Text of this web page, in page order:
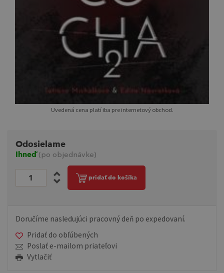
Uvedená cena platí iba pre internetový obchod.
Odosielame
Ihneď(po objednávke)
pridať do košíka
Doručíme nasledujúci pracovný deň po expedovaní.
Pridať do obľúbených
Poslať e-mailom priateľovi
Vytlačiť